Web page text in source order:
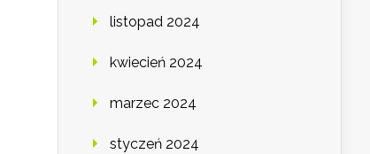
listopad 2024
kwiecień 2024
marzec 2024
styczeń 2024